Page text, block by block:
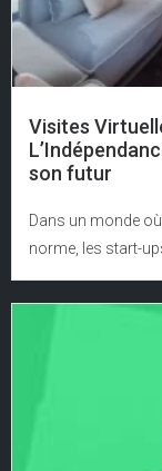
Visites
son futur
Dans un monde
norme, les start-